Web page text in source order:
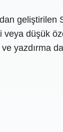
geliştirilen
veya düşük
yazdırma